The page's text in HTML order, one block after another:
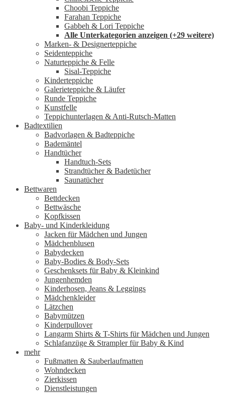
Choobi Teppiche
Farahan Teppiche
Gabbeh & Lori Teppiche
Alle Unterkategorien anzeigen (+29 weitere)
Marken- & Designerteppiche
Seidenteppiche
Naturteppiche & Felle
Sisal-Teppiche
Kinderteppiche
Galerieteppiche & Läufer
Runde Teppiche
Kunstfelle
Teppichunterlagen & Anti-Rutsch-Matten
Badtextilien
Badvorlagen & Badteppiche
Bademäntel
Handtücher
Handtuch-Sets
Strandtücher & Badetücher
Saunatücher
Bettwaren
Bettdecken
Bettwäsche
Kopfkissen
Baby- und Kinderkleidung
Jacken für Mädchen und Jungen
Mädchenblusen
Babydecken
Baby-Bodies & Body-Sets
Geschenksets für Baby & Kleinkind
Jungenhemden
Kinderhosen, Jeans & Leggings
Mädchenkleider
Lätzchen
Babymützen
Kinderpullover
Langarm Shirts & T-Shirts für Mädchen und Jungen
Schlafanzüge & Strampler für Baby & Kind
mehr
Fußmatten & Sauberlaufmatten
Wohndecken
Zierkissen
Dienstleistungen